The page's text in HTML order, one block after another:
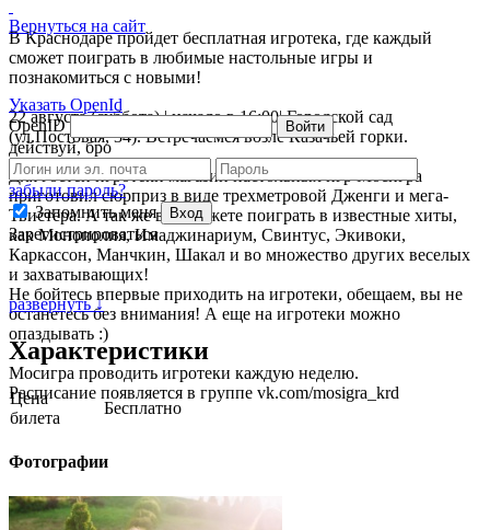
Вернуться на сайт
Указать OpenId
OpenID
Войти
действуй, бро
забыли пароль?
Запомнить меня
Вход
Зарегистрироваться
В Краснодаре пройдет бесплатная игротека, где каждый
сможет поиграть в любимые настольные игры и
познакомиться с новыми!
22 августа (суббота) | начало в 16:00| Городской сад
(ул.Постовая, 34). Встречаемся возле Казачьей горки.
Для гостей игротеки магазин настольных игр Мосигра
приготовил сюрприз в виде трехметровой Дженги и мега-
Твистера. А так же вы сможете поиграть в известные хиты,
как Монополия, Имаджинариум, Свинтус, Экивоки,
Каркассон, Манчкин, Шакал и во множество других веселых
и захватывающих!
Не бойтесь впервые приходить на игротеки, обещаем, вы не
останетесь без внимания! А еще на игротеки можно
опаздывать :)
Мосигра проводить игротеки каждую неделю.
Расписание появляется в группе vk.com/mosigra_krd
развернуть ↓
Характеристики
Цена
билета
Бесплатно
Фотографии